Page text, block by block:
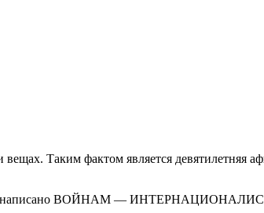
Таким фактом является девятилетняя
написано ВОЙНАМ — ИНТЕРНАЦИО